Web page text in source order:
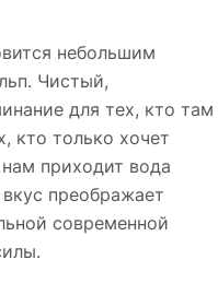
небольшим
Чистый,
для тех, кто там
кто только хочет
приходит вода
преображает
современной